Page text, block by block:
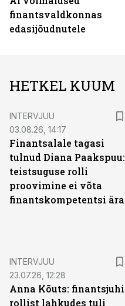
finantsvaldkonnas
edasijõudnutele
HETKEL KUUM
INTERVJUU
03.08.26, 14:17
Finantsalale tagasi
tulnud Diana Paakspuu:
teistsuguse rolli
proovimine ei võta
finantskompetentsi ära
INTERVJUU
23.07.26, 12:28
Anna Kõuts: finantsjuhi
rollist lahkudes tuli